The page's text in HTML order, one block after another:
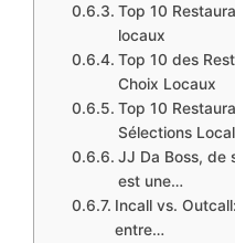
Top 10
locaux
Top 10 des
Choix Locaux
Top 10
Sélections
JJ Da Boss, de
est une…
Incall vs.
entre…